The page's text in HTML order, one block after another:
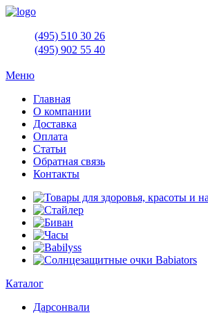
(495) 510 30 26
(495) 902 55 40
Меню
Главная
О компании
Доставка
Оплата
Статьи
Обратная связь
Контакты
Каталог
Дарсонвали